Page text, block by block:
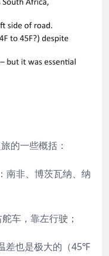
的一些概括：
南非、博茨瓦纳、纳
车，靠左行驶；
差也是极大的（45℉